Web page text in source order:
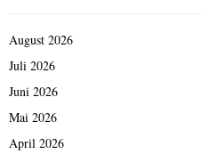
August 2026
Juli 2026
Juni 2026
Mai 2026
April 2026